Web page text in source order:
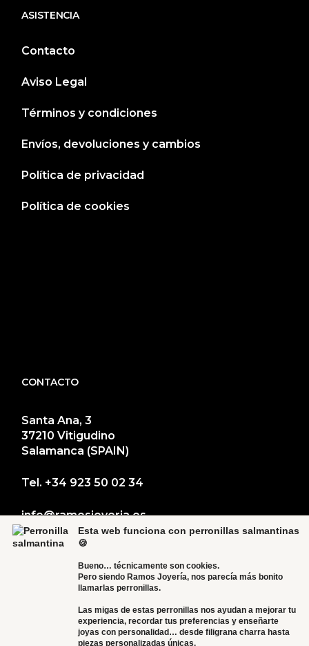
ASISTENCIA
Contacto
Aviso Legal
Términos y condiciones
Envíos, devoluciones y cambios
Política de privacidad
Política de cookies
CONTACTO
Santa Ana, 3
37210 Vitigudino
Salamanca (SPAIN)
Tel. +34 923 50 02 34
info@ramosjoyeria.es
Esta web funciona con perronillas salmantinas
🍪
Bueno… técnicamente son cookies.
Pero siendo Ramos Joyería, nos parecía más bonito
llamarlas perronillas.
Las migas de estas perronillas nos ayudan a mejorar tu
experiencia, recordar tus preferencias y enseñarte
joyas con personalidad… desde filigrana charra hasta
piezas personalizadas únicas.